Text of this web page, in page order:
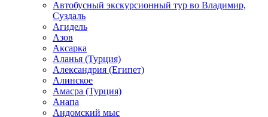
Автобусный экскурсионный тур во Владимир,
Суздаль
Агидель
Азов
Аксарка
Аланья (Турция)
Александрия (Египет)
Алинское
Амасра (Турция)
Анапа
Андомский мыс